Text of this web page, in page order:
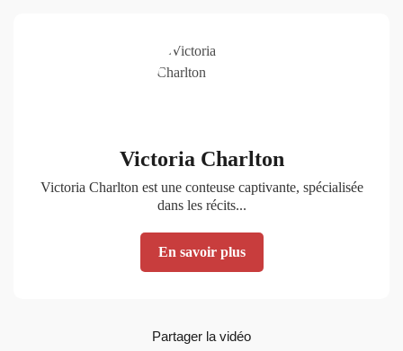
Victoria Charlton
Victoria Charlton est une conteuse captivante, spécialisée
dans les récits...
En savoir plus
Partager la vidéo